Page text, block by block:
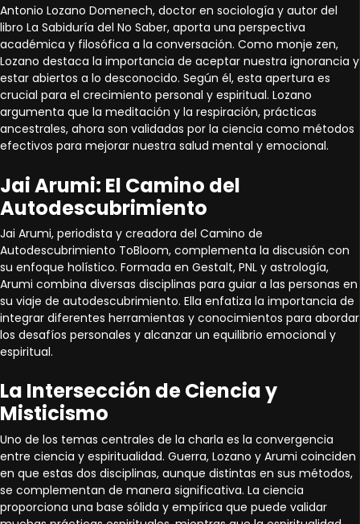
Antonio Lozano Domenech, doctor en sociología y autor del
libro La Sabiduría del No Saber, aporta una perspectiva
académica y filosófica a la conversación. Como monje zen,
Lozano destaca la importancia de aceptar nuestra ignorancia y
estar abiertos a lo desconocido. Según él, esta apertura es
crucial para el crecimiento personal y espiritual. Lozano
argumenta que la meditación y la respiración, prácticas
ancestrales, ahora son validadas por la ciencia como métodos
efectivos para mejorar nuestra salud mental y emocional.
Jai Arumi: El Camino del
Autodescubrimiento
Jai Arumi, periodista y creadora del Camino de
Autodescubrimiento ToBloom, complementa la discusión con
su enfoque holístico. Formada en Gestalt, PNL y astrología,
Arumi combina diversas disciplinas para guiar a las personas en
su viaje de autodescubrimiento. Ella enfatiza la importancia de
integrar diferentes herramientas y conocimientos para abordar
los desafíos personales y alcanzar un equilibrio emocional y
espiritual.
La Intersección de Ciencia y
Misticismo
Uno de los temas centrales de la charla es la convergencia
entre ciencia y espiritualidad. Guerra, Lozano y Arumi coinciden
en que estas dos disciplinas, aunque distintas en sus métodos,
se complementan de manera significativa. La ciencia
proporciona una base sólida y empírica que puede validar